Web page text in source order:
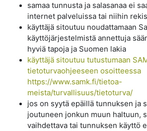
samaa tunnusta ja salasanaa ei
internet palveluissa tai niihin
käyttäjä sitoutuu noudattamaan
käyttöjärjestelmistä annettuja
hyviä tapoja ja Suomen lakia
käyttäjä sitoutuu tutustumaan
tietoturvaohjeeseen osoitteessa
https://www.samk.fi/tietoa-
meista/turvallisuus/tietoturva/
jos on syytä epäillä tunnuksen ja
joutuneen jonkun muun haltuun,
vaihdettava tai tunnuksen käyttö